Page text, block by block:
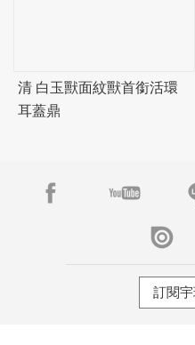
清 白玉獸面紋獸首銜活環
耳蓋鼎
訂閱